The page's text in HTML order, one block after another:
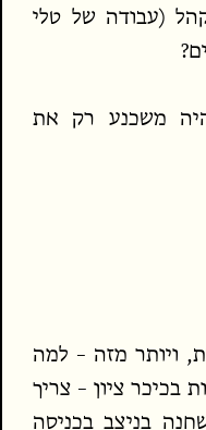
(עבודה של טלי
משכנע רק את
ויותר מזה – למה
בכיכר ציון – צריך
בניצב בכניסה